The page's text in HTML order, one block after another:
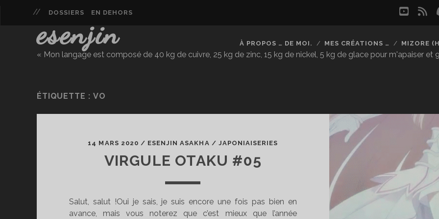
DOSSIERS EN DEHORS
esenjin
« Mon langage est composé de 40 kg de cuivre, 25 kg de zinc, 15 kg de nickel, 5 kg de glace pour m'apaiser et
À PROPOS … DE MOI. MES CRÉATIONS … MIZORE
ÉTIQUETTE :VO
14 MARS 2020 / ESENJIN ASAKHA / JAPONIAISERIES
VIRGULE OTAKU #05
Salut, salut !Oui je sais, je suis encore une fois pas bien en
avance, mais vous noterez que c’est mieux que l’année